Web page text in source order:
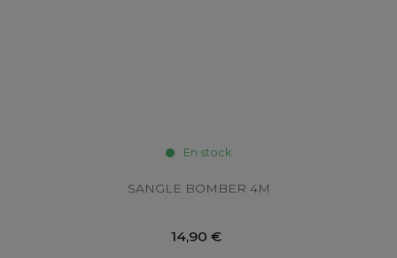
En stock
SANGLE BOMBER 4M
14,90 €